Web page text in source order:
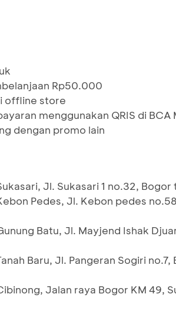
Rp50.000
offline store
menggunakan QRIS di BCA
dengan promo lain
Jl. Sukasari 1 no.32,
Pedes, Jl. Kebon pedes
Batu, Jl. Mayjend Ishak
Baru, Jl. Pangeran Sogiri
Jalan raya Bogor KM 49,